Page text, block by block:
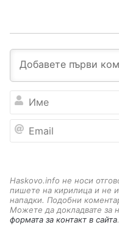
Haskovo.info не носи
пишете на кирилица и не
нападки. Подобни
Можете да докладвате за
формата за контакт в сайта.